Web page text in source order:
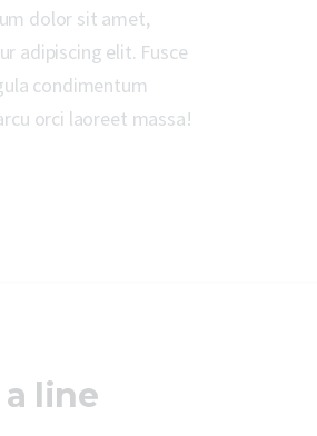
dolor sit amet,
adipiscing elit. Fusce
condimentum
orci laoreet massa!
line